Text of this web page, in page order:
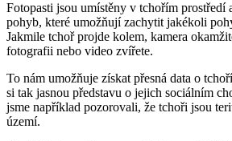
Fotopasti jsou umístěny v tchořím prostředí
pohyb, které umožňují zachytit jakékoli
Jakmile tchoř projde kolem, kamera
fotografii nebo video zvířete.
To nám umožňuje získat přesná data o
si tak jasnou představu o jejich sociálním
jsme například pozorovali, že tchoři jsou
území.